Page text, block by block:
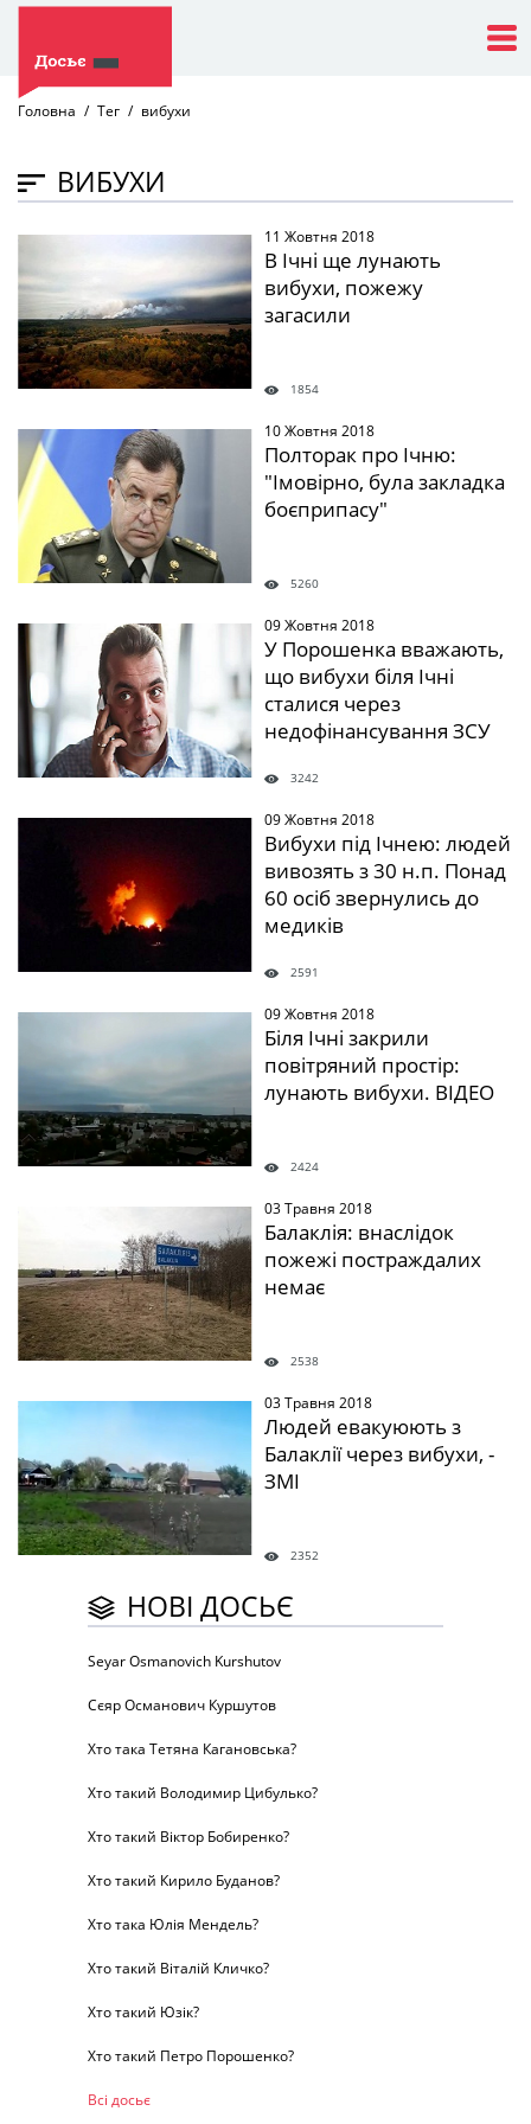
Головна Тег вибухи
ВИБУХИ
11 Жовтня 2018
В Ічні ще лунають
вибухи, пожежу
загасили
1854
" /> 10 Жовтня 2018
Полторак про Ічню:
"Імовірно, була закладка
боєприпасу"
5260
09 Жовтня 2018
У Порошенка вважають,
що вибухи біля Ічні
сталися через
недофінансування ЗСУ
3242
09 Жовтня 2018
Вибухи під Ічнею: людей
вивозять з 30 н.п. Понад
60 осіб звернулись до
медиків
2591
09 Жовтня 2018
Біля Ічні закрили
повітряний простір:
лунають вибухи. ВІДЕО
2424
03 Травня 2018
Балаклія: внаслідок
пожежі постраждалих
немає
2538
03 Травня 2018
Людей евакуюють з
Балаклії через вибухи, -
ЗМІ
2352
НОВІ ДОСЬЄ
Seyar Osmanovich Kurshutov
Сєяр Османович Куршутов
Хто така Тетяна Кагановська?
Хто такий Володимир Цибулько?
Хто такий Віктор Бобиренко?
Хто такий Кирило Буданов?
Хто така Юлія Мендель?
Хто такий Віталій Кличко?
Хто такий Юзік?
Хто такий Петро Порошенко?
Всі досьє